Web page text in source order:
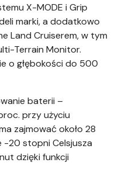
X-MODE i Grip
marki, a dodatkowo
Land Cruiserem, w tym
Terrain Monitor.
o głębokości do 500
baterii –
przy użyciu
zajmować około 28
20 stopni Celsjusza
dzięki funkcji